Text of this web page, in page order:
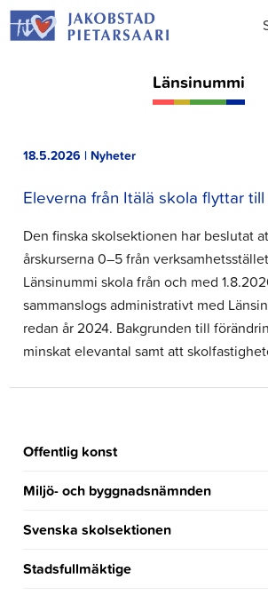
Hoppa
till
Länsinummi
18.5.2026 | Nyheter
Eleverna från Itälä skola flyttar
Den finska skolsektionen har beslutat
årskurserna 0–5 från
Länsinummi skola från och med
sammanslogs administrativt med
redan år 2024. Bakgrunden till
minskat elevantal samt att
Offentlig konst
Miljö- och byggnadsnämnden
Svenska skolsektionen
Stadsfullmäktige